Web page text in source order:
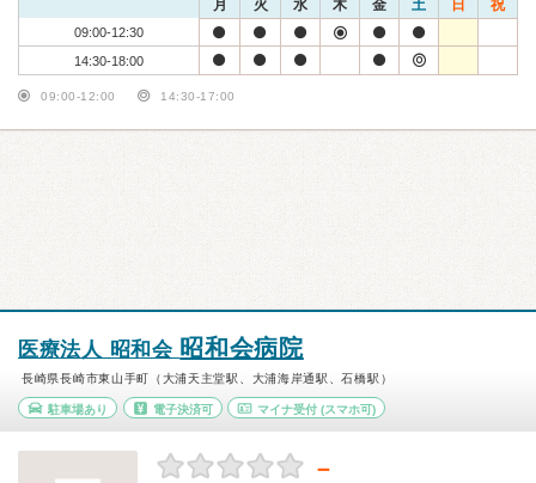
月 火 水 木 金 土 日 祝
09:00-12:30
14:30-18:00
09:00-12:00 14:30-17:00
医療法人 昭和会 昭和会病院
長崎県長崎市東山手町（大浦天主堂駅、大浦海岸通駅、石橋駅）
駐車場あり 電子決済可 マイナ受付 (スマホ可)
－